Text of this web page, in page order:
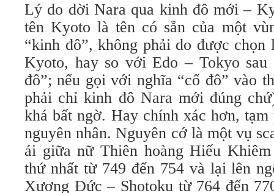
Lý do dời Nara qua kinh đô mới –
tên Kyoto là tên có sẵn của một
“kinh đô”, không phải do được
Kyoto, hay so với Edo – Tokyo sau
đô”; nếu gọi với nghĩa “cố đô” vào
phải chỉ kinh đô Nara mới đúng
khá bất ngờ. Hay chính xác hơn,
nguyên nhân. Nguyên cớ là một vụ
ái giữa nữ Thiên hoàng Hiếu
thứ nhất từ 749 đến 754 và lại lên
Xương Đức – Shotoku từ 764 đến